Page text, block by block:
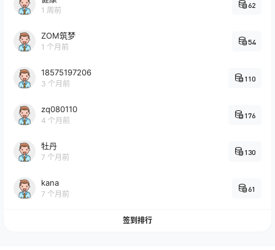
1 周前
62
ZOM筑梦
1 个月前
54
18575197206
3 个月前
110
zq080110
4 个月前
176
牡丹
7 个月前
130
kana
7 个月前
61
签到排行